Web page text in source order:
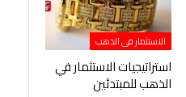
الاستثمار فى الذهب
استراتيجيات الاستثمار في
الذهب للمبتدئين